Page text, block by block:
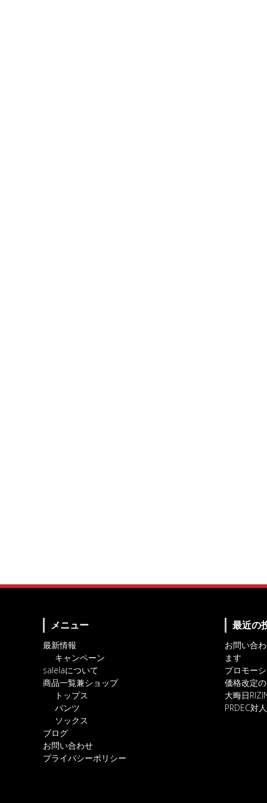
メニュー
最新情報
キャンペーン
salelaについて
商品一覧兼ショップ
トップス
パンツ
ソックス
ブログ
お問い合わせ
プライバシーポリシー
最近の
お問い合
ます
プロモー
価格改定
大晦日
PRDEC対